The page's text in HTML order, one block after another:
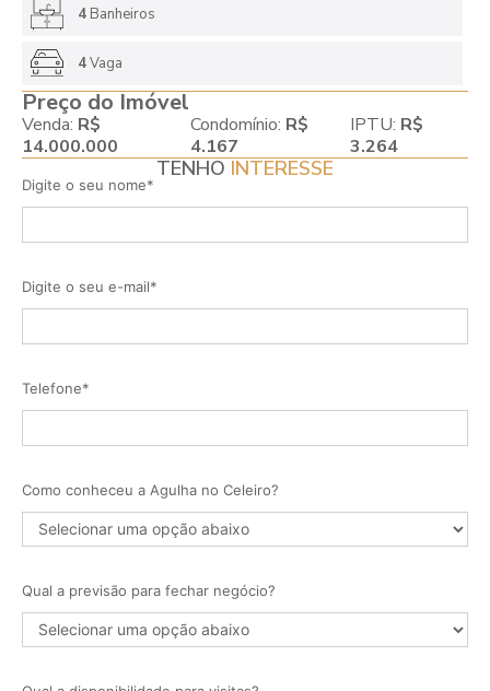
4Banheiros
4Vaga
Preço do Imóvel
Venda: R$
14.000.000
Condomínio: R$
4.167
IPTU: R$
3.264
TENHO INTERESSE
Digite o seu nome*
Digite o seu e-mail*
Telefone*
Como conheceu a Agulha no Celeiro?
Qual a previsão para fechar negócio?